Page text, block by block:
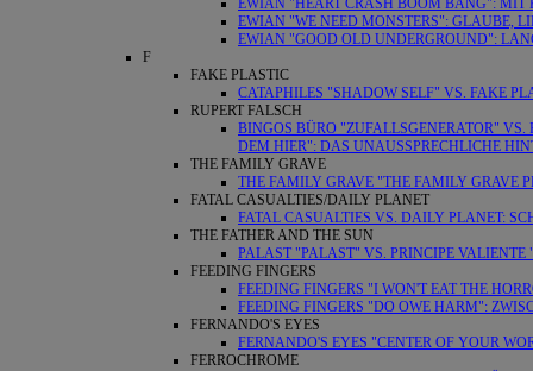
EWIAN "HEART CRASH BOOM BANG": MIT
EWIAN "WE NEED MONSTERS": GLAUBE,
EWIAN "GOOD OLD UNDERGROUND":
F
FAKE PLASTIC
CATAPHILES "SHADOW SELF" VS. FAKE
RUPERT FALSCH
BINGOS BÜRO "ZUFALLSGENERATOR"
DEM HIER": DAS UNAUSSPRECHLICHE
THE FAMILY GRAVE
THE FAMILY GRAVE "THE FAMILY GRAVE
FATAL CASUALTIES/DAILY PLANET
FATAL CASUALTIES VS. DAILY PLANET:
THE FATHER AND THE SUN
PALAST "PALAST" VS. PRINCIPE
FEEDING FINGERS
FEEDING FINGERS "I WON'T EAT THE
FEEDING FINGERS "DO OWE HARM":
FERNANDO'S EYES
FERNANDO'S EYES "CENTER OF YOUR
FERROCHROME